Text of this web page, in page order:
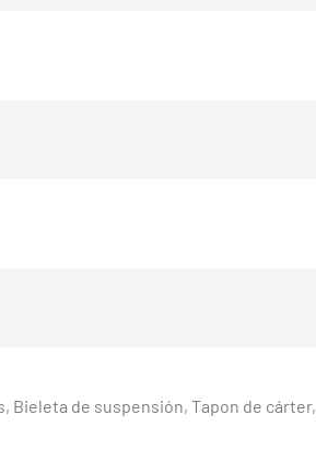
Bieleta de suspensión, Tapon de cárter,